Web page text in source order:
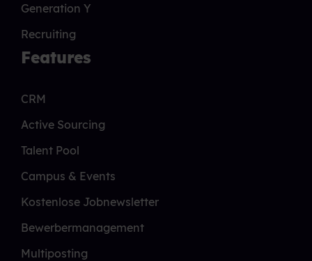
Generation Y
Recruiting
Features
CRM
Active Sourcing
Talent Pool
Campus & Events
Kostenlose Jobnewsletter
Bewerbermanagement
Multiposting